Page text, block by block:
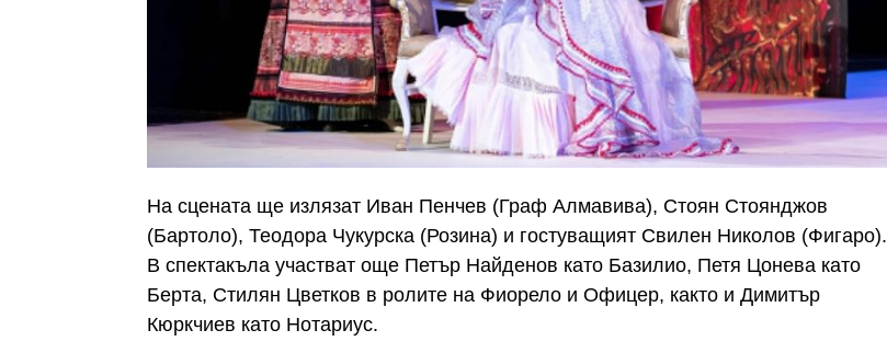
На сцената ще излязат Иван Пенчев (Граф Алмавива), Стоян Стоянджов
(Бартоло), Теодора Чукурска (Розина) и гостуващият Свилен Николов (Фигаро).
В спектакъла участват още Петър Найденов като Базилио, Петя Цонева като
Берта, Стилян Цветков в ролите на Фиорело и Офицер, както и Димитър
Кюркчиев като Нотариус.